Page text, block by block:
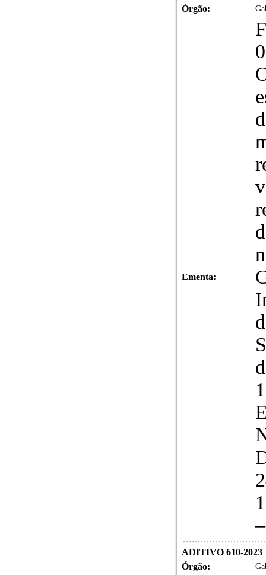
Órgão:
Ementa:
ADITIVO 610-2023
Órgão: